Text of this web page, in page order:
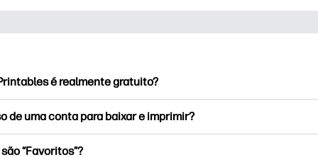
é realmente gratuito?
páginas populares para colorir, planilhas divertidas de
de uma conta para baixar e imprimir?
“Favoritos”?